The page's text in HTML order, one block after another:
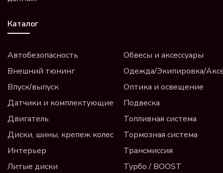
Каталог
Автобезопасность
Внешний тюнинг
Впуск/выпуск
Датчики и комплектующие
Двигатель
Диски, шины, крепеж колес
Интерьер
Литые диски
Обвесы и аксессуары
Одежда/Экипировка/
Оптика и освещение
Подвеска
Топливная система
Тормозная система
Трансмиссия
Турбо / BOOST